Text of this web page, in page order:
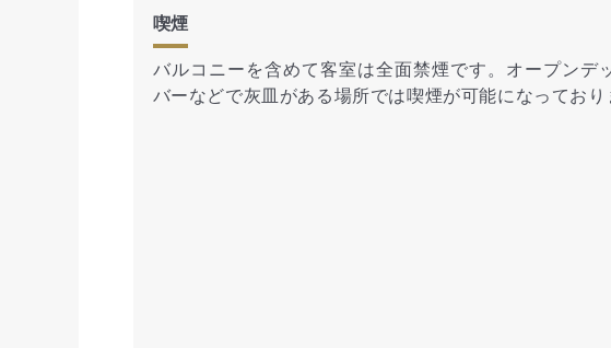
喫煙
バルコニーを含めて客室は全面禁煙です。オープンデ
バーなどで灰皿がある場所では喫煙が可能になっており